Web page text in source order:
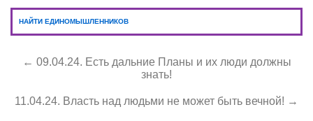
НАЙТИ ЕДИНОМЫШЛЕННИКОВ
← 09.04.24. Есть дальние Планы и их люди должны
знать!
11.04.24. Власть над людьми не может быть вечной! →